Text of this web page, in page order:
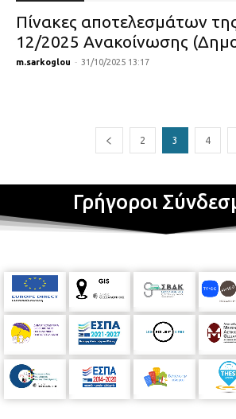
Πίνακες αποτελεσμάτων
12/2025 Ανακοίνωσης
m.sarkoglou - 31/10/2025 13:17
2 3 4
Γρήγοροι